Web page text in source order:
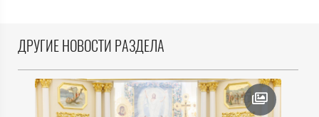
ДРУГИЕ НОВОСТИ РАЗДЕЛА